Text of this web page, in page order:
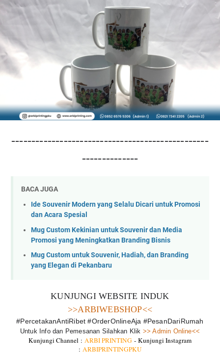
-------------------------------------------------
--------------
BACA JUGA
Ide Souvenir Modern yang Selalu Dicari untuk Promosi
dan Acara Spesial
Mug Custom Kekinian untuk Souvenir dan Media
Promosi yang Meningkatkan Branding Bisnis
Mug Custom untuk Souvenir, Hadiah, dan Branding
yang Elegan di Pekanbaru
KUNJUNGI WEBSITE INDUK
>>ARBIWEBSHOP<<
#PercetakanAntiRibet #OrderOnlineAja #PesanDariRumah
Untuk Info dan Pemesanan Silahkan Klik >> Admin Online<<
Kunjungi Channel : ARBI PRINTING - Kunjungi Instagram
: ARBIPRINTINGPKU